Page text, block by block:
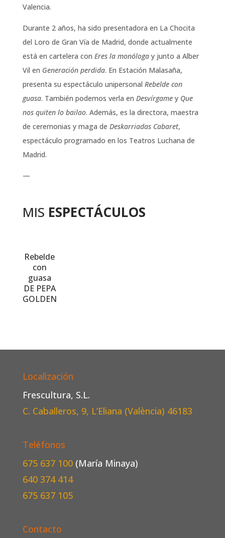
Valencia.
Durante 2 años, ha sido presentadora en La Chocita
del Loro de Gran Vía de Madrid, donde actualmente
está en cartelera con Eres la monólogay junto a Alber
Vil en Generación perdida. En Estación Malasaña,
presenta su espectáculo unipersonal Rebelde con
guasa. También podemos verla en Desvírgamey Que
nos quiten lo bailao. Además, es la directora, maestra
de ceremonias y maga de Deskarriadas Cabaret,
espectáculo programado en los Teatros Luchana de
Madrid.
—
MIS ESPECTÁCULOS
Rebelde
con
guasa
DE PEPA
GOLDEN
Localización
Frescultura, S.L.
C. Caballeros, 9, L’Eliana (València) 46183
Teléfonos
675 637 100 (María Minaya)
640 374 414
675 637 105
Contacto